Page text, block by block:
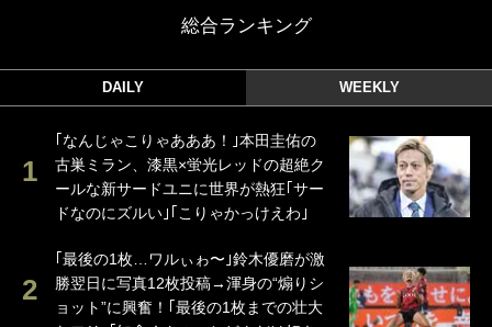
総合ランキング
DAILY WEEKLY
｢なんじゃこりゃあああ！｣本田圭佑の
古巣ミラン、漆黒×蛍光レッドの超絶ク
ールな新サードユニに世界が熱狂｢サー
ドなのにズルい｣｢こりゃかっけえわ｣
｢最後の1枚…ワルぃゎ〜｣鈴木優磨が激
勝翌日に写真12枚投稿→渾身の“煽りシ
ョット”に興奮！｢最後の1枚までの壮大